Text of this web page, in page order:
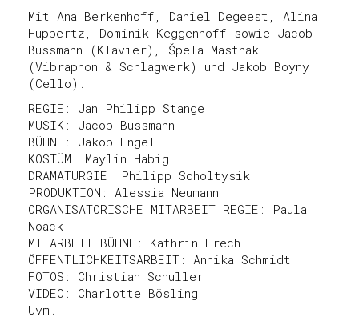
Mit Ana Berkenhoff, Daniel Degeest, Alina
Huppertz, Dominik Keggenhoff sowie Jacob
Bussmann (Klavier), Špela Mastnak
(Vibraphon & Schlagwerk) und Jakob Boyny
(Cello).
REGIE: Jan Philipp Stange
MUSIK: Jacob Bussmann
BÜHNE: Jakob Engel
KOSTÜM: Maylin Habig
DRAMATURGIE: Philipp Scholtysik
PRODUKTION: Alessia Neumann
ORGANISATORISCHE MITARBEIT REGIE: Paula
Noack
MITARBEIT BÜHNE: Kathrin Frech
ÖFFENTLICHKEITSARBEIT: Annika Schmidt
FOTOS: Christian Schuller
VIDEO: Charlotte Bösling
Uvm.